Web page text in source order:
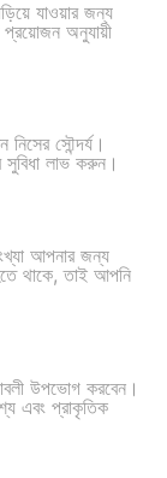
যাওয়ার জন্য
অনুযায়ী
সৌন্দর্য।
লাভ করুন।
আপনার জন্য
থাকে, তাই আপনি
উপভোগ করবেন।
এবং প্রাকৃতিক